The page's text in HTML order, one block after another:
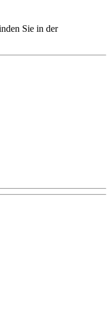
Sie in der